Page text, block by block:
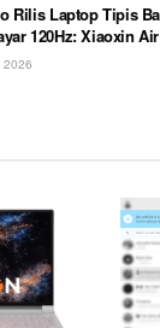
Rilis Laptop Tipis
120Hz: Xiaoxin
2026